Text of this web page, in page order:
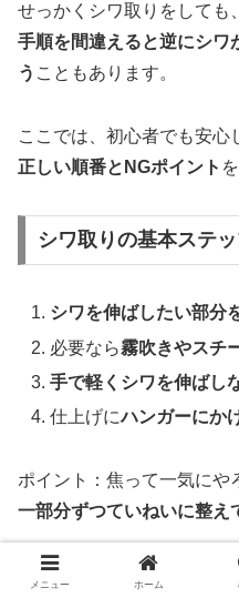
せっかくシワ取りをしても、
手順を間違えると逆にシワ
う こともあります。
ここでは、初心者でも安心
正しい順番とNGポイント
シワ取りの基本ステ
シワを伸ばしたい部分
必要なら霧吹きやスチ
手で軽くシワを伸ばし
仕上げにハンガーにか
ポイント：焦って一気にや
一部分ずつていねいに整え
やってはいけないNG
メニュー ホーム